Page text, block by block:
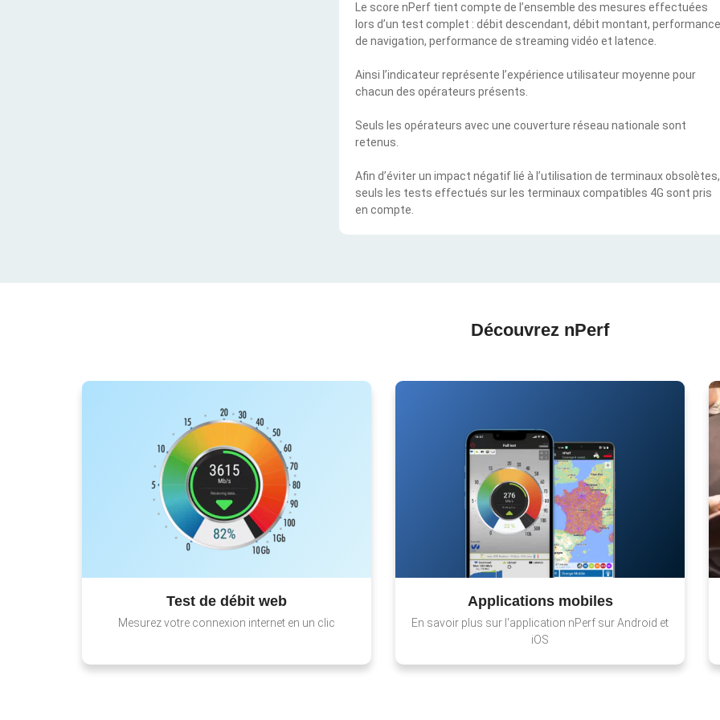
Le score nPerf tient compte de l’ensemble des mesures effectuées
lors d’un test complet : débit descendant, débit montant, performance
de navigation, performance de streaming vidéo et latence.
Ainsi l’indicateur représente l’expérience utilisateur moyenne pour
chacun des opérateurs présents.
Seuls les opérateurs avec une couverture réseau nationale sont
retenus.
Afin d’éviter un impact négatif lié à l’utilisation de terminaux obsolètes,
seuls les tests effectués sur les terminaux compatibles 4G sont pris
en compte.
Découvrez nPerf
Test de débit web
Mesurez votre connexion internet en un clic
Applications mobiles
En savoir plus sur l'application nPerf sur Android et
iOS